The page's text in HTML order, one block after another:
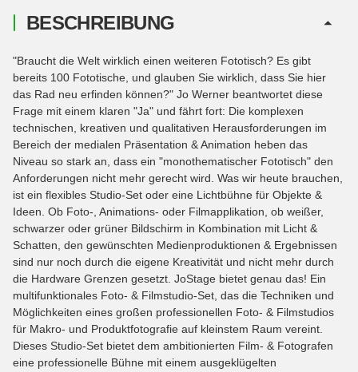
BESCHREIBUNG
"Braucht die Welt wirklich einen weiteren Fototisch? Es gibt
bereits 100 Fototische, und glauben Sie wirklich, dass Sie hier
das Rad neu erfinden können?" Jo Werner beantwortet diese
Frage mit einem klaren "Ja" und fährt fort: Die komplexen
technischen, kreativen und qualitativen Herausforderungen im
Bereich der medialen Präsentation & Animation heben das
Niveau so stark an, dass ein "monothematischer Fototisch" den
Anforderungen nicht mehr gerecht wird. Was wir heute brauchen,
ist ein flexibles Studio-Set oder eine Lichtbühne für Objekte &
Ideen. Ob Foto-, Animations- oder Filmapplikation, ob weißer,
schwarzer oder grüner Bildschirm in Kombination mit Licht &
Schatten, den gewünschten Medienproduktionen & Ergebnissen
sind nur noch durch die eigene Kreativität und nicht mehr durch
die Hardware Grenzen gesetzt. JoStage bietet genau das! Ein
multifunktionales Foto- & Filmstudio-Set, das die Techniken und
Möglichkeiten eines großen professionellen Foto- & Filmstudios
für Makro- und Produktfotografie auf kleinstem Raum vereint.
Dieses Studio-Set bietet dem ambitionierten Film- & Fotografen
eine professionelle Bühne mit einem ausgeklügelten